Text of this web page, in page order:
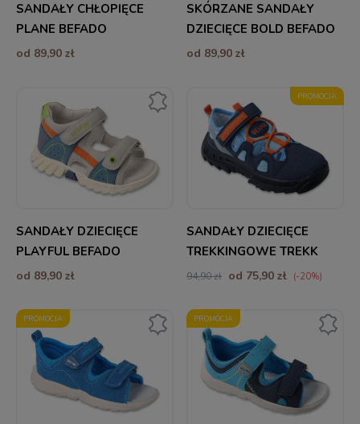
SANDAŁY CHŁOPIĘCE
PLANE BEFADO
od 89,90 zł
SKÓRZANE SANDAŁY
DZIECIĘCE BOLD BEFADO
od 89,90 zł
SANDAŁY DZIECIĘCE
PLAYFUL BEFADO
od 89,90 zł
SANDAŁY DZIECIĘCE
TREKKINGOWE TREKK
BEFADO
94,90 zł od 75,90 zł (-20%)
PROMOCJA
PROMOCJA PROMOCJA